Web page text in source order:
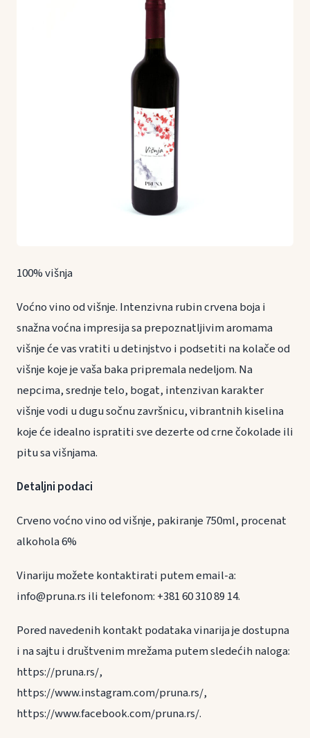
100% višnja
Voćno vino od višnje. Intenzivna rubin crvena boja i
snažna voćna impresija sa prepoznatljivim aromama
višnje će vas vratiti u detinjstvo i podsetiti na kolače od
višnje koje je vaša baka pripremala nedeljom. Na
nepcima, srednje telo, bogat, intenzivan karakter
višnje vodi u dugu sočnu završnicu, vibrantnih kiselina
koje će idealno ispratiti sve dezerte od crne čokolade ili
pitu sa višnjama.
Detaljni podaci
Crveno voćno vino od višnje, pakiranje 750ml, procenat
alkohola 6%
Vinariju možete kontaktirati putem email-a:
info@pruna.rs ili telefonom: +381 60 310 89 14.
Pored navedenih kontakt podataka vinarija je dostupna
i na sajtu i društvenim mrežama putem sledećih naloga:
https://pruna.rs/,
https://www.instagram.com/pruna.rs/,
https://www.facebook.com/pruna.rs/.